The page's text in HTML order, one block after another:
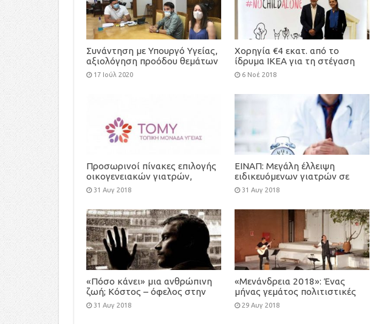
Συνάντηση με Υπουργό Υγείας,
αξιολόγηση προόδου θεμάτων
Κυστικής Ίνωσης
17 Ιούλ 2020
Χορηγία €4 εκατ. από το
ίδρυμα ΙΚΕΑ για τη στέγαση
και την φροντίδα 100
6 Νοέ 2018
Προσωρινοί πίνακες επιλογής
οικογενειακών γιατρών,
προκήρυξης-πρόσκλησης
εκδήλωσης ενδιαφέροντος για
τη στελέχωση των Τοπικών
Μονάδων Υγείας (ΤΟΜΥ)
31 Αυγ 2018
ΕΙΝΑΠ: Μεγάλη έλλειψη
ειδικευόμενων γιατρών σε
πολλές ειδικότητες
31 Αυγ 2018
«Πόσο κάνει» μια ανθρώπινη
ζωή; Κόστος – όφελος στην
ιατρική περίθαλψη
31 Αυγ 2018
«Μενάνδρεια 2018»: Ένας
μήνας γεμάτος πολιτιστικές
εκδηλώσεις από τον Δήμο
Κηφισιάς
29 Αυγ 2018